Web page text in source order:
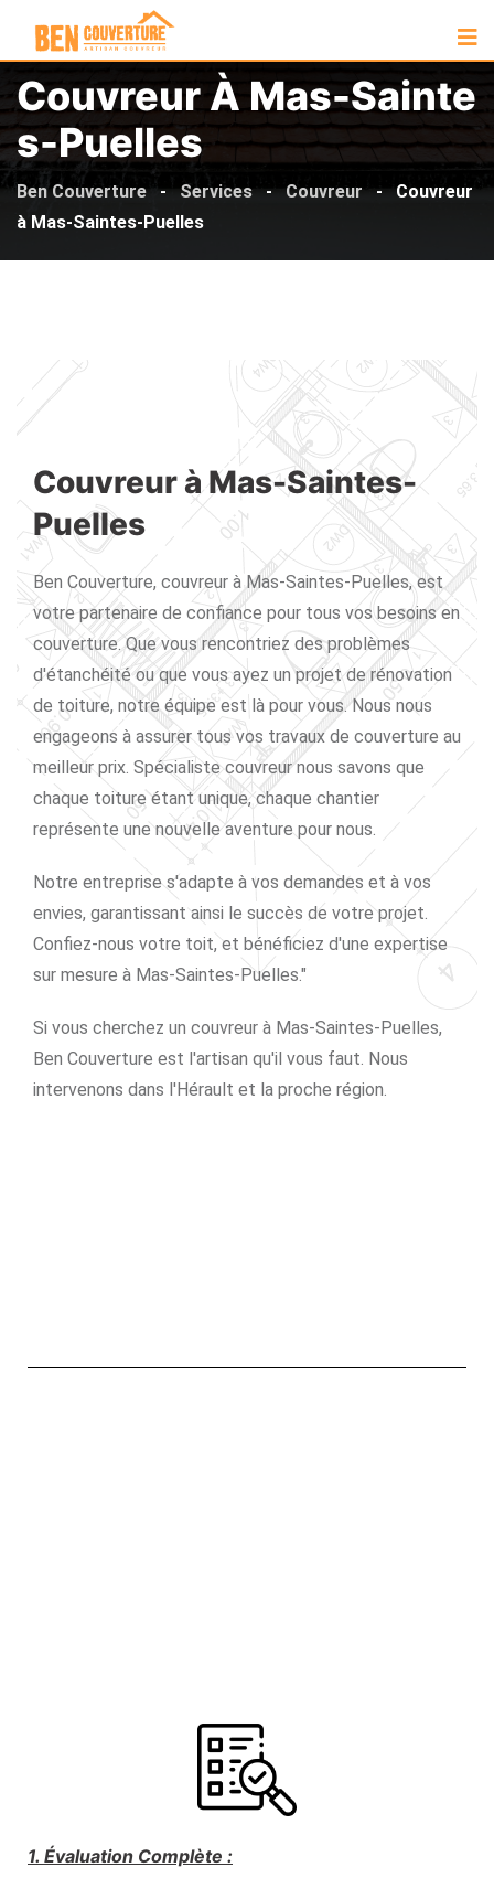
Couvreur À Mas-Sainte
S-Puelles
Ben Couverture - Services - Couvreur - Couvreur
à Mas-Saintes-Puelles
Couvreur à Mas-Saintes-
Puelles
Ben Couverture, couvreur à Mas-Saintes-Puelles, est
votre partenaire de confiance pour tous vos besoins en
couverture. Que vous rencontriez des problèmes
d'étanchéité ou que vous ayez un projet de rénovation
de toiture, notre équipe est là pour vous. Nous nous
engageons à assurer tous vos travaux de couverture au
meilleur prix. Spécialiste couvreur nous savons que
chaque toiture étant unique, chaque chantier
représente une nouvelle aventure pour nous.
Notre entreprise s'adapte à vos demandes et à vos
envies, garantissant ainsi le succès de votre projet.
Confiez-nous votre toit, et bénéficiez d'une expertise
sur mesure à Mas-Saintes-Puelles."
Si vous cherchez un couvreur à Mas-Saintes-Puelles,
Ben Couverture est l'artisan qu'il vous faut. Nous
intervenons dans l'Hérault et la proche région.
1. Évaluation Complète :